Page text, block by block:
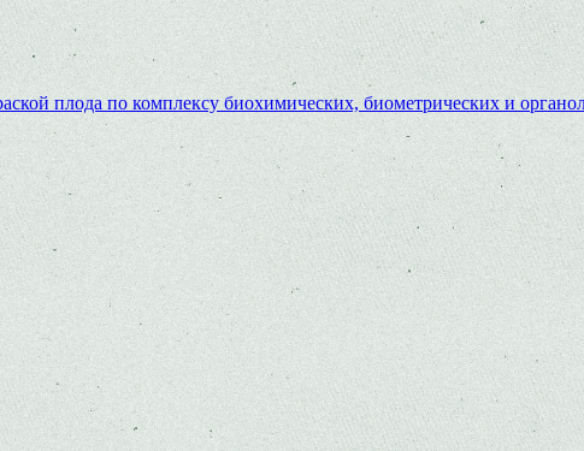
плода по комплексу биохимических, биометрических и